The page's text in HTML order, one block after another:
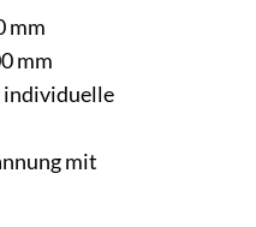
mm
mm
individuelle
mit